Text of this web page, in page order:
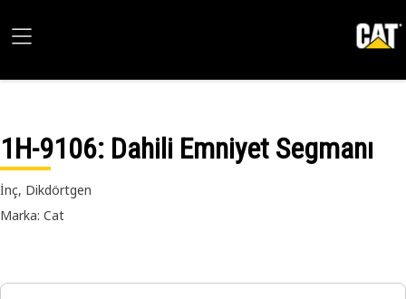
1H-9106: Dahili Emniyet Segmanı
İnç, Dikdörtgen
Marka: Cat